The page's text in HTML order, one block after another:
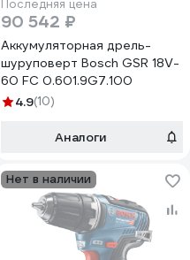
Последняя цена
90 542 ₽
Аккумуляторная дрель-
шуруповерт Bosch GSR 18V-
60 FC 0.601.9G7.100
4.9(10)
Аналоги
Нет в наличии